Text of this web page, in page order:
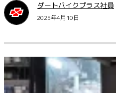
ダートバイクプラス社員
2025年4月10日